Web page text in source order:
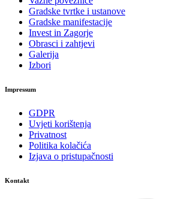
Gradske tvrtke i ustanove
Gradske manifestacije
Invest in Zagorje
Obrasci i zahtjevi
Galerija
Izbori
Impressum
GDPR
Uvjeti korištenja
Privatnost
Politika kolačića
Izjava o pristupačnosti
Kontakt